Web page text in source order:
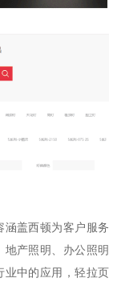
涵盖西顿为客户服务
产照明、办公照明
中的应用，轻拉页